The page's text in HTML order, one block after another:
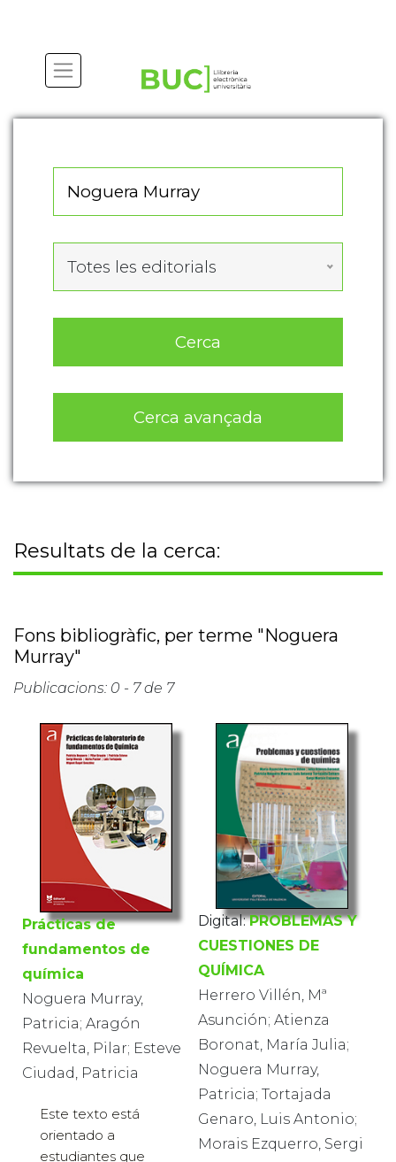
Totes les editorials
Cerca
Cerca avançada
Resultats de la cerca:
Fons bibliogràfic, per terme "Noguera
Murray"
Publicacions: 0 - 7 de 7
Prácticas de
fundamentos de
química
Noguera Murray,
Patricia; Aragón
Revuelta, Pilar; Esteve
Ciudad, Patricia
Este texto está
orientado a
estudiantes que
Digital: PROBLEMAS Y
CUESTIONES DE
QUÍMICA
Herrero Villén, Mª
Asunción; Atienza
Boronat, María Julia;
Noguera Murray,
Patricia; Tortajada
Genaro, Luis Antonio;
Morais Ezquerro, Sergi